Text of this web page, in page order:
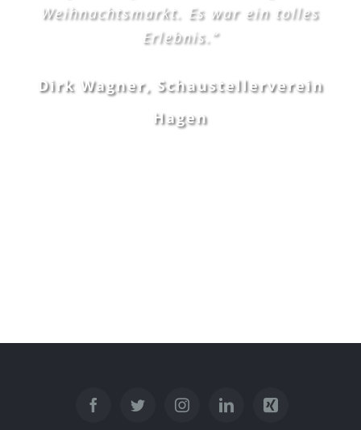
Weihnachtsmarkt. Es war ein tolles
Erlebnis.“
Dirk Wagner, Schaustellerverein
Hagen